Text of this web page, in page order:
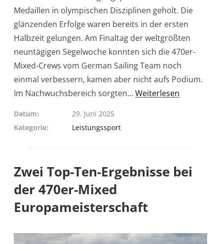
Medaillen in olympischen Disziplinen geholt. Die
glänzenden Erfolge waren bereits in der ersten
Halbzeit gelungen. Am Finaltag der weltgrößten
neuntägigen Segelwoche konnten sich die 470er-
Mixed-Crews vom German Sailing Team noch
einmal verbessern, kamen aber nicht aufs Podium.
Im Nachwuchsbereich sorgten…Weiterlesen
Datum
29. Juni 2025
Kategorie
Leistungssport
Zwei Top-Ten-Ergebnisse bei
der 470er-Mixed
Europameisterschaft